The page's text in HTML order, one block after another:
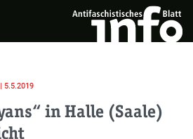
öffnen
5.5.2019
in Halle (Saale)